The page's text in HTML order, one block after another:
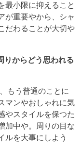
最小限に抑えること
が重要やから、シャ
だわることが大切や
りからどう思われる
もう普通のことに
マンやおしゃれに気
やスタイルを保つた
加中や。周りの目な
ルを大事にしよう